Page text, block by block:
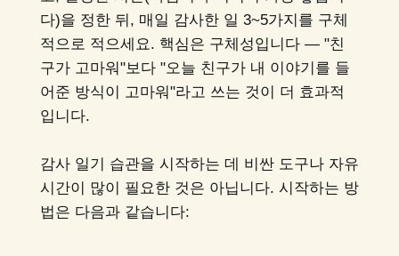
다)을 정한 뒤, 매일 감사한 일 3~5가지를 구체
적으로 적으세요. 핵심은 구체성입니다 — "친
구가 고마워"보다 "오늘 친구가 내 이야기를 들
어준 방식이 고마워"라고 쓰는 것이 더 효과적
입니다.
감사 일기 습관을 시작하는 데 비싼 도구나 자유
시간이 많이 필요한 것은 아닙니다. 시작하는 방
법은 다음과 같습니다: